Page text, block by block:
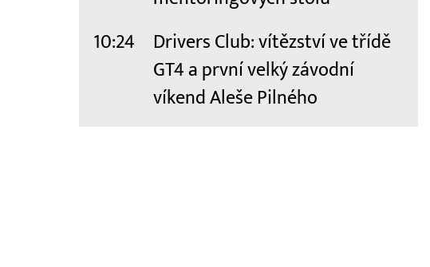
10:24
Drivers Club: vítězství ve třídě
GT4 a první velký závodní
víkend Aleše Pilného